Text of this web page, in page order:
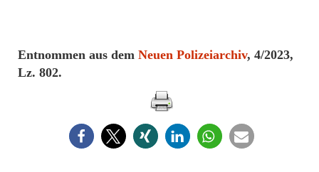
Entnommen aus dem Neuen Polizeiarchiv, 4/2023,
Lz. 802.